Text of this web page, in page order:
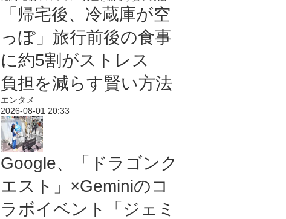
「帰宅後、冷蔵庫が空
っぽ」旅行前後の食事
に約5割がストレス
負担を減らす賢い方法
エンタメ
2026-08-01 20:33
Google、「ドラゴンク
エスト」×Geminiのコ
ラボイベント「ジェミ